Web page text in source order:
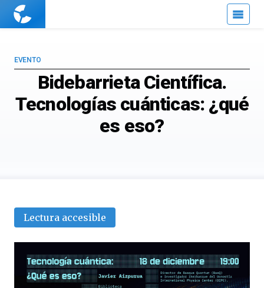
Cuaderno
Bidebarrieta Científica.
Tecnologías cuánticas: ¿qué
es eso?
EVENTO
Lectura accesible